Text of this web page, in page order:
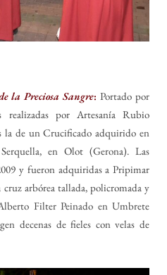
la Preciosa Sangre: Portado por
realizadas por Artesanía Rubio
la de un Crucificado adquirido en
en Olot (Gerona). Las
y fueron adquiridas a Pripimar
arbórea tallada, policromada y
Filter Peinado en Umbrete
decenas de fieles con velas de